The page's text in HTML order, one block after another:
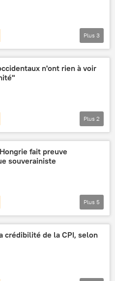
harcèlement sexuel
Plus 3
n'ont rien à voir
Opinion
Plus 2
fait preuve
souverainiste
Hongrie
États-Unis
Plus 5
crédibilité de la CPI, selon